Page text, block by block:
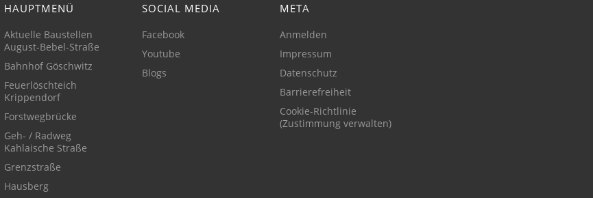
HAUPTMENÜ
Aktuelle Baustellen
August-Bebel-Straße
Bahnhof Göschwitz
Feuerlöschteich
Krippendorf
Forstwegbrücke
Geh- / Radweg
Kahlaische Straße
Grenzstraße
Hausberg
SOCIAL MEDIA
Facebook
Youtube
Blogs
META
Anmelden
Impressum
Datenschutz
Barrierefreiheit
Cookie-Richtlinie
(Zustimmung verwalten)